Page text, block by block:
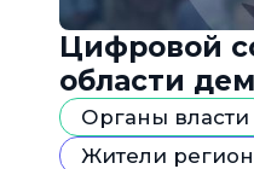
Цифровой
области
политики
Органы власти
Жители